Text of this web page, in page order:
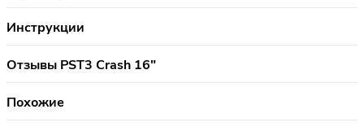
Инструкции
Отзывы PST3 Crash 16"
Похожие